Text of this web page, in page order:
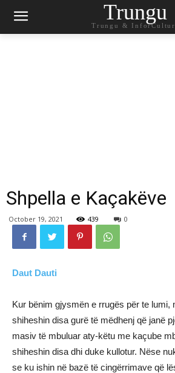
Trungu
Trungu &
Shpella e Kaçakëve
October 19, 2021 439 0
Daut Dauti
Kur bënim gjysmën e rrugës për te lumi,
shiheshin disa gurë të mëdhenj që janë
masiv të mbuluar aty-këtu me kaçube
shiheshin disa dhi duke kullotur. Nëse
se ku ishin në bazë të cingërrimave që